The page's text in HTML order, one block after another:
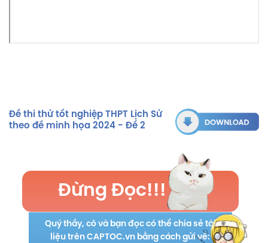
Đề thi thử tốt nghiệp THPT Lịch Sử
theo đề minh họa 2024 - Đề 2
Đừng Đọc!!!
Quý thầy, cô và bạn đọc có thể chia sẻ tài
liệu trên CAPTOC.vn bằng cách gửi về: